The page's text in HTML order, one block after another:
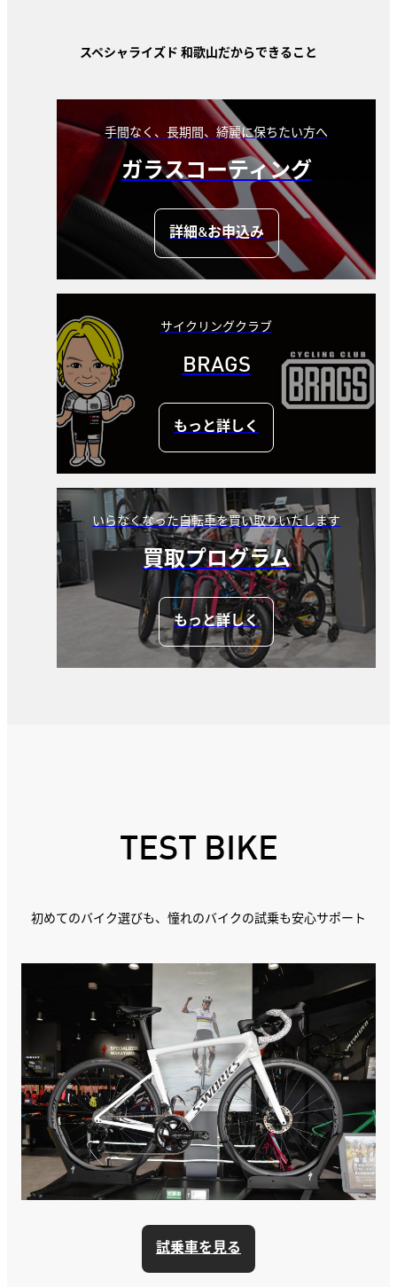
スペシャライズド 和歌山だからできること
手間なく、長期間、綺麗に保ちたい方へ
ガラスコーティング
詳細&お申込み
サイクリングクラブ
BRAGS
もっと詳しく
いらなくなった自転車を買い取りいたします
買取プログラム
もっと詳しく
TEST BIKE
初めてのバイク選びも、憧れのバイクの試乗も安心サポート
試乗車を見る